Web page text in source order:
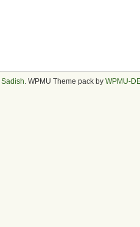
Sadish . WPMU Theme pack by WPMU-